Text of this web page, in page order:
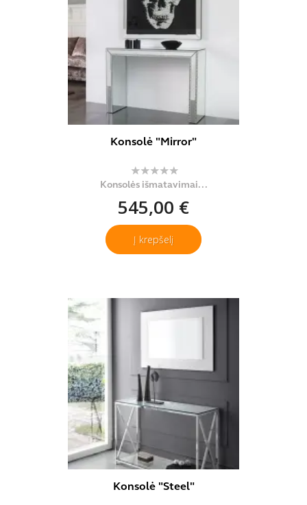
Konsolė "Mirror"
Konsolės išmatavimai...
545,00 €
Į krepšelį
Konsolė "Steel"